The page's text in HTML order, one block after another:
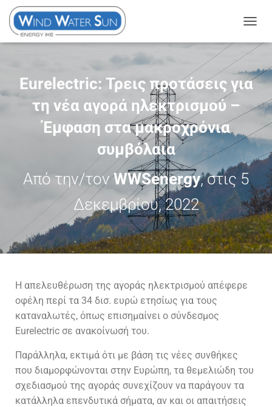
Ν
Λ
Λ
Α
Ή
Λ
Ή
Γ
Η
Σ
Η
Eurelectric: Τρεις προτάσεις για
τη νέα αγορά ηλεκτρισμού –
Έμφαση στα μακροχρόνια
συμβόλαια
Από την/τονWWSenergy, στις 5
Δεκεμβρίου, 2022
Η απελευθέρωση της αγοράς ηλεκτρισμού απέφερε
οφέλη περί τα 34 δισ. ευρώ ετησίως για τους
καταναλωτές, όπως επισημαίνει ο σύνδεσμος
Eurelectric σε ανακοίνωσή του.
Παράλληλα, εκτιμά ότι με βάση τις νέες συνθήκες
που διαμορφώνονται στην Ευρώπη, τα θεμελιώδη του
σχεδιασμού της αγοράς συνεχίζουν να παράγουν τα
κατάλληλα επενδυτικά σήματα, αν και οι απαιτήσεις